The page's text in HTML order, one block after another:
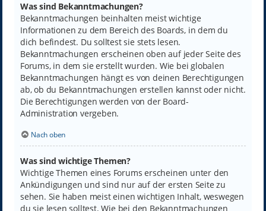
Was sind Bekanntmachungen?
Bekanntmachungen beinhalten meist wichtige
Informationen zu dem Bereich des Boards, in dem du
dich befindest. Du solltest sie stets lesen.
Bekanntmachungen erscheinen oben auf jeder Seite des
Forums, in dem sie erstellt wurden. Wie bei globalen
Bekanntmachungen hängt es von deinen Berechtigungen
ab, ob du Bekanntmachungen erstellen kannst oder nicht.
Die Berechtigungen werden von der Board-
Administration vergeben.
Nach oben
Was sind wichtige Themen?
Wichtige Themen eines Forums erscheinen unter den
Ankündigungen und sind nur auf der ersten Seite zu
sehen. Sie haben meist einen wichtigen Inhalt, weswegen
du sie lesen solltest. Wie bei den Bekanntmachungen